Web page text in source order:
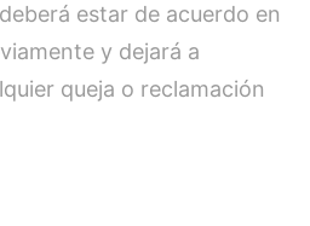
estar de acuerdo en
y dejará a
queja o reclamación